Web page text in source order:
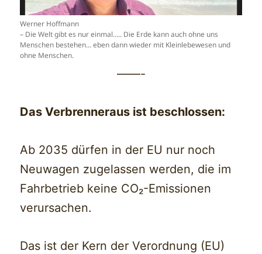
Werner Hoffmann
– Die Welt gibt es nur einmal….. Die Erde kann auch ohne uns
Menschen bestehen… eben dann wieder mit Kleinlebewesen und
ohne Menschen.
——-
Das Verbrenneraus ist beschlossen:
Ab 2035 dürfen in der EU nur noch
Neuwagen zugelassen werden, die im
Fahrbetrieb keine CO₂-Emissionen
verursachen.
Das ist der Kern der Verordnung (EU)